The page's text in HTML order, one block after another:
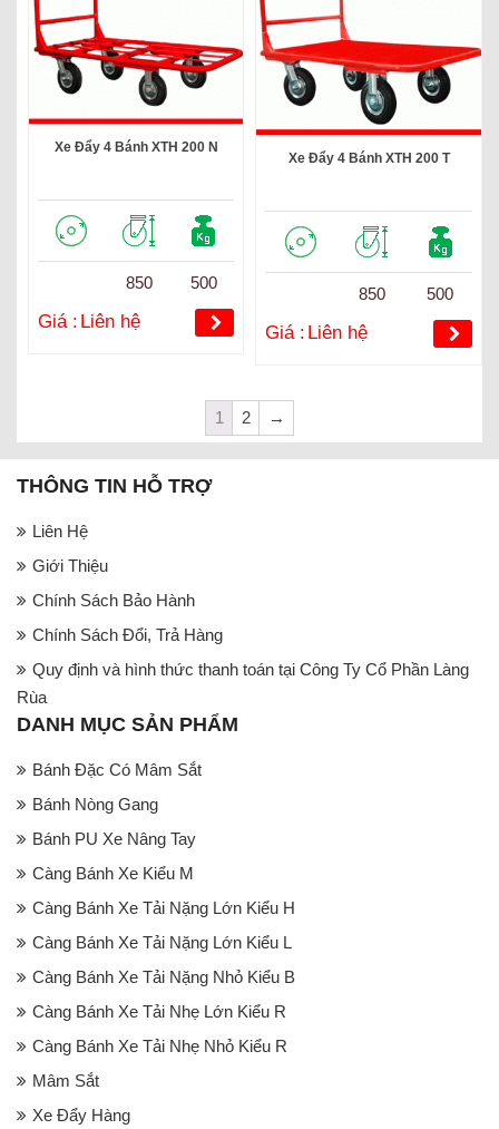
Xe Đẩy 4 Bánh XTH 200 N
850 500
Giá : Liên hệ
Xe Đẩy 4 Bánh XTH 200 T
850 500
Giá : Liên hệ
1 2 →
THÔNG TIN HỖ TRỢ
Liên Hệ
Giới Thiệu
Chính Sách Bảo Hành
Chính Sách Đổi, Trả Hàng
Quy định và hình thức thanh toán tại Công Ty Cổ Phần Làng
Rùa
DANH MỤC SẢN PHẨM
Bánh Đặc Có Mâm Sắt
Bánh Nòng Gang
Bánh PU Xe Nâng Tay
Càng Bánh Xe Kiểu M
Càng Bánh Xe Tải Nặng Lớn Kiểu H
Càng Bánh Xe Tải Nặng Lớn Kiểu L
Càng Bánh Xe Tải Nặng Nhỏ Kiểu B
Càng Bánh Xe Tải Nhẹ Lớn Kiểu R
Càng Bánh Xe Tải Nhẹ Nhỏ Kiểu R
Mâm Sắt
Xe Đẩy Hàng